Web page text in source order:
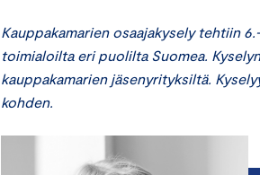
Kauppakamarien osaajakysely tehtiin
toimialoilta eri puolilta Suomea.
kauppakamarien jäsenyrityksiltä.
kohden.